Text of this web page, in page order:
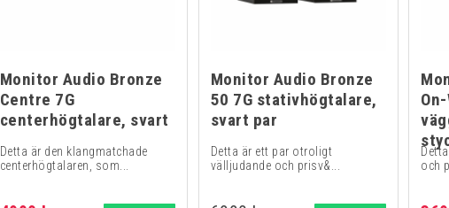
Monitor Audio Bronze
Centre 7G
centerhögtalare, svart
Detta är den klangmatchade
centerhögtalaren, som...
Monitor Audio Bronze
50 7G stativhögtalare,
svart par
Detta är ett par otroligt
välljudande och prisv&...
och